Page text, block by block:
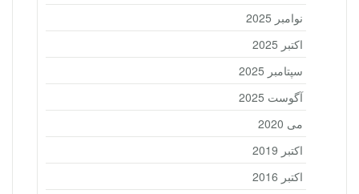
نوامبر 2025
اکتبر 2025
سپتامبر 2025
آگوست 2025
می 2020
اکتبر 2019
اکتبر 2016